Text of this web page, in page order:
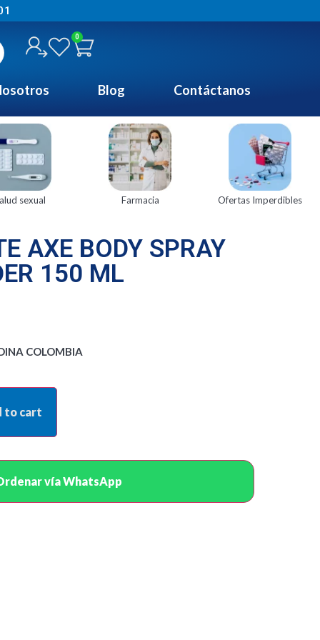
0
Blog Contáctanos
sexual Farmacia Ofertas Imperdibles
AXE BODY SPRAY
150 ML
COLOMBIA
to cart
vía WhatsApp